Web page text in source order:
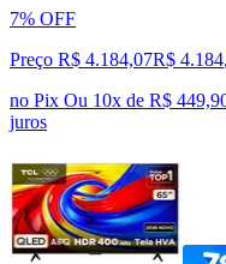
7% OFF
Preço R$ 4.184,07R$ 4.184,
no Pix Ou 10x de R$
juros